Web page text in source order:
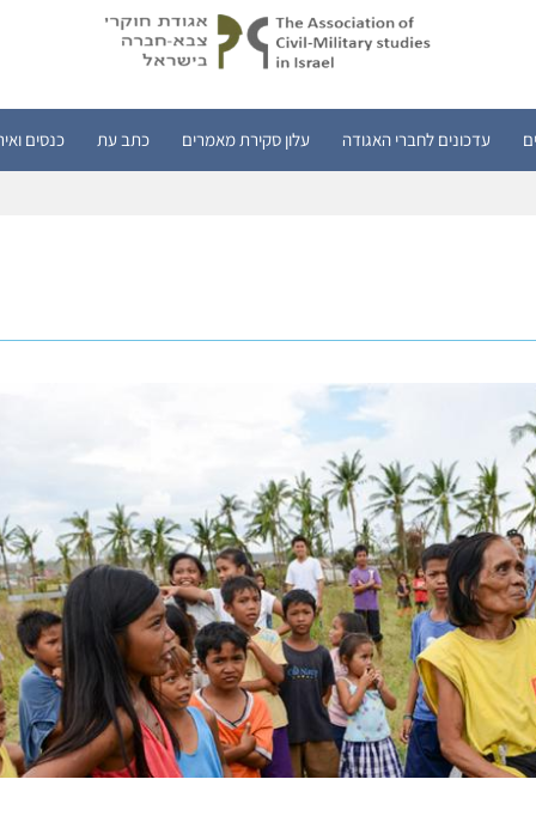
עדכונים לחברי האגודה עלון סקירת מאמרים כתב עת כנסים